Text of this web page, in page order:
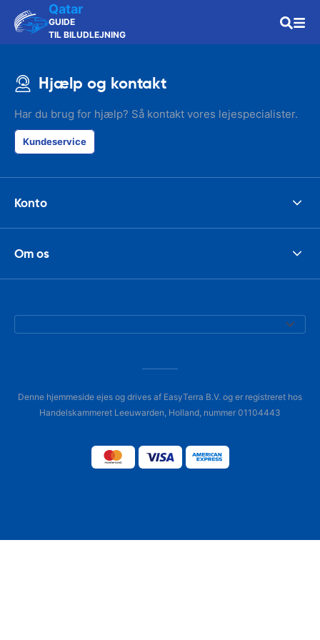
Qatar
GUIDE
TIL BILUDLEJNING
Hjælp og kontakt
Har du brug for hjælp? Så kontakt vores lejespecialister.
Kundeservice
Konto
Om os
Denne hjemmeside ejes og drives af EasyTerra B.V. og er registreret hos
Handelskammeret Leeuwarden, Holland, nummer 01104443